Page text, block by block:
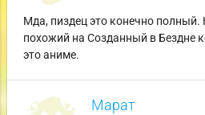
Мда, пиздец это конечно
похожий на Созданный в Бездне
это аниме.
Марат